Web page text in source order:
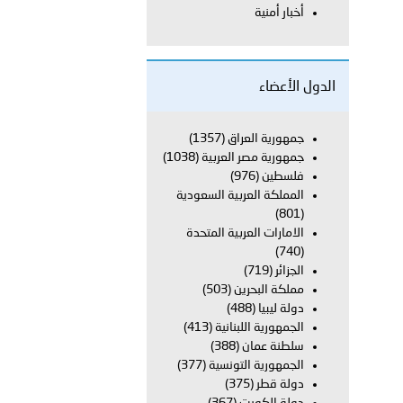
تطلع وفد الشرطة الإيطالية على منظومتي التأهيل الشرطي
تنظم حملة للتبرع بالدم في منطقة الظفرة تعزيزا للمسؤولية
الأميريين معالي النائب الأول لرئيس مجلس الوزراء
العام..
في أعمال الاجتماع الثالث عشر للجنة رؤساء الاتحادات الرياضية
مع سفراء وممثلي دول ومنظمات دولية تنفيذ المرحلة الثانية
أخبار أمنية
الدول الأعضاء
جمهورية العراق (1357)
جمهورية مصر العربية (1038)
فلسطين(976)
المملكة العربية السعودية
(801)
الامارات العربية المتحدة
(740)
الجزائر (719)
مملكة البحرين (503)
دولة ليبيا (488)
الجمهورية اللبنانية (413)
سلطنة عمان (388)
الجمهورية التونسية (377)
دولة قطر (375)